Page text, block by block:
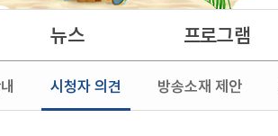
뉴스 프로그램
시청자 의견 방송소재 제안